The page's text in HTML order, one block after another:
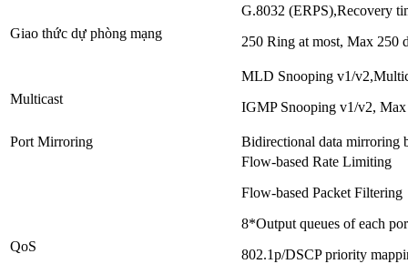
Giao thức dự phòng mạng
G.8032 (ERPS),Recovery
250 Ring at most, Max 250
Multicast
MLD Snooping v1/
IGMP Snooping v1/v2,
Port Mirroring Bidirectional data mirroring
QoS
Flow-based Rate Limiting
Flow-based Packet Filtering
8*Output queues of each
802.1p/DSCP priority